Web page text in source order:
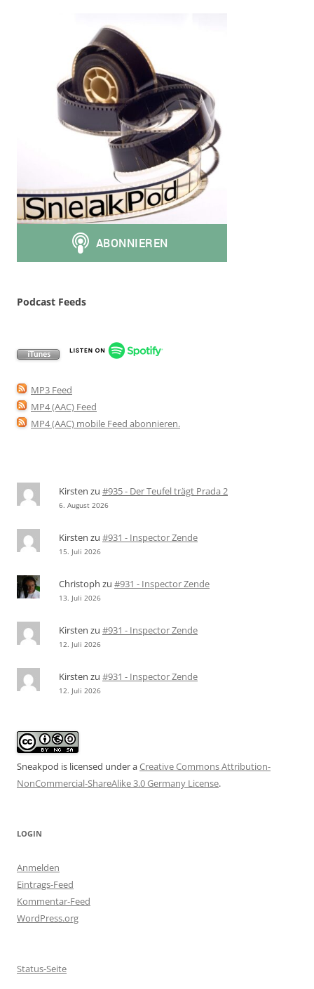
Podcast Feeds
MP3 Feed
MP4 (AAC) Feed
MP4 (AAC) mobile Feed abonnieren.
Kirsten zu #935 - Der Teufel trägt Prada 2
6. August 2026
Kirsten zu #931 - Inspector Zende
15. Juli 2026
Christoph zu #931 - Inspector Zende
13. Juli 2026
Kirsten zu #931 - Inspector Zende
12. Juli 2026
Kirsten zu #931 - Inspector Zende
12. Juli 2026
Sneakpod is licensed under aCreative Commons Attribution-
NonCommercial-ShareAlike 3.0 Germany License.
LOGIN
Anmelden
Eintrags-Feed
Kommentar-Feed
WordPress.org
Status-Seite